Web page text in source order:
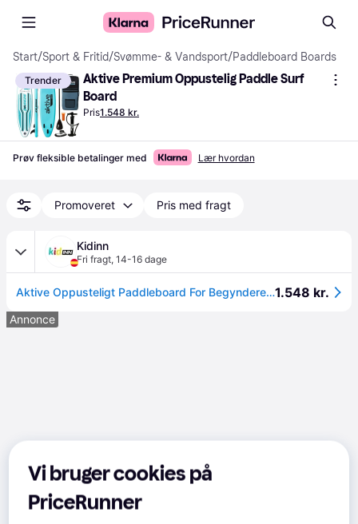
Start/Sport & Fritid/Svømme- & Vandsport/Paddleboard Boards
Trender
Aktive Premium Oppustelig Paddle Surf
Board
Pris1.548 kr.
Prøv fleksible betalinger med Lær hvordan
Promoveret Pris med fragt
Kidinn
Fri fragt, 14-16 dage
Aktive Oppusteligt Paddleboard For Begyndere 10.6´´1.548 kr.
Annonce
Vi bruger cookies på
PriceRunner